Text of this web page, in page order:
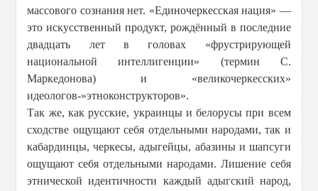
массового сознания нет. «Единочеркесская нация» —
это искусственный продукт, рождённый в последние
двадцать лет в головах «фрустрирующей
национальной интеллигенции» (термин С.
Маркедонова) и «великочеркесских»
идеологов-»этноконструкторов».
Так же, как русские, украинцы и белорусы при всем
сходстве ощущают себя отдельными народами, так и
кабардинцы, черкесы, адыгейцы, абазины и шапсуги
ощущают себя отдельными народами. Лишение себя
этнической идентичности каждый адыгский народ,